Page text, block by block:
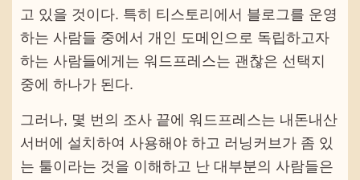
고 있을 것이다. 특히 티스토리에서 블로그를 운영
하는 사람들 중에서 개인 도메인으로 독립하고자
하는 사람들에게는 워드프레스는 괜찮은 선택지
중에 하나가 된다.
그러나, 몇 번의 조사 끝에 워드프레스는 내돈내산
서버에 설치하여 사용해야 하고 러닝커브가 좀 있
는 툴이라는 것을 이해하고 난 대부분의 사람들은